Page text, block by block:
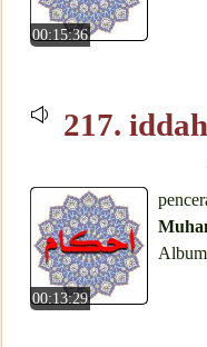
00:15:36
217.
00:13:29